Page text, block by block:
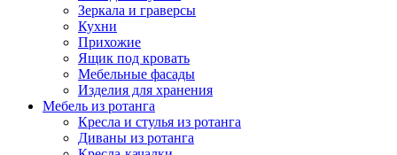
Зеркала и граверсы
Кухни
Прихожие
Ящик под кровать
Мебельные фасады
Изделия для хранения
Мебель из ротанга
Кресла и стулья из ротанга
Диваны из ротанга